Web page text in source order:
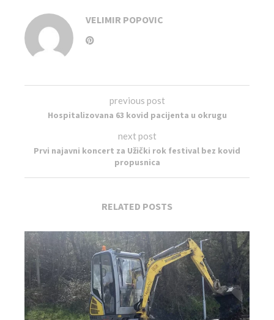
VELIMIR POPOVIC
previous post
Hospitalizovana 63 kovid pacijenta u okrugu
next post
Prvi najavni koncert za Užički rok festival bez kovid
propusnica
RELATED POSTS